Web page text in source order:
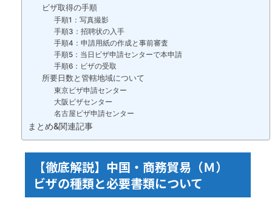
ビザ取得の手順
手順1：写真撮影
手順3：招聘状の入手
手順4：申請用紙の作成と事前審査
手順5：当日ビザ申請センターで本申請
手順6：ビザの受取
所要日数と管轄地域について
東京ビザ申請センター
大阪ビザセンター
名古屋ビザ申請センター
まとめ&関連記事
【徹底解説】中国・商務貿易（Ｍ）
ビザの種類と必要書類について